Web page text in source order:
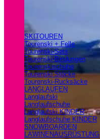
SKITOUREN
Tourenski + Felle
Tourenski-Sets
Tourenski-Bindungen
Tourenskischuhe
Tourenski Stöcke
Tourenski-Rucksäcke
LANGLAUFEN
Langlaufski
Langlaufschuhe
Langlaufski KINDER
Langlaufschuhe KINDER
SNOWBOARDEN
LAWINENAUSRÜSTUNG